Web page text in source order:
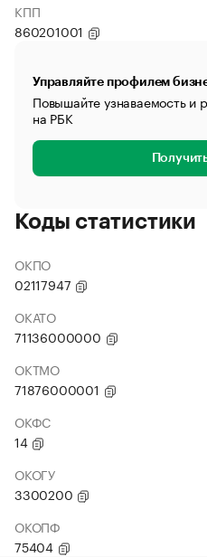
КПП
860201001
Управляйте профилем
Повышайте узнаваемость и
на РБК
Коды статистики
ОКПО
02117947
ОКАТО
71136000000
ОКТМО
71876000001
ОКФС
14
ОКОГУ
3300200
ОКОПФ
75404